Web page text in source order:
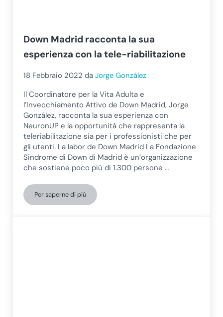
Down Madrid racconta la sua
esperienza con la tele-riabilitazione
18 Febbraio 2022 daJorge González
Il Coordinatore per la Vita Adulta e
l’Invecchiamento Attivo de Down Madrid, Jorge
González, racconta la sua esperienza con
NeuronUP e la opportunità che rappresenta la
teleriabilitazione sia per i professionisti che per
gli utenti. La labor de Down Madrid La Fondazione
Sindrome di Down di Madrid è un’organizzazione
che sostiene poco più di 1.300 persone …
Per saperne di piùDown Madrid racconta la sua esperienza con la tele-